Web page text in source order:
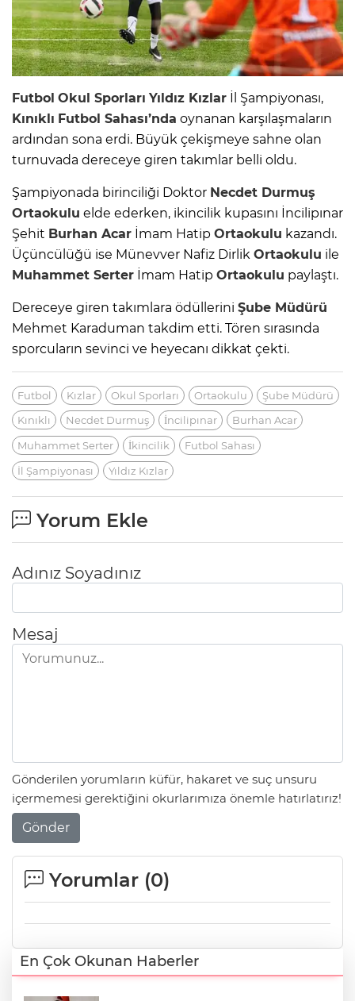
Futbol Okul Sporları Yıldız Kızlar İl Şampiyonası,
Kınıklı Futbol Sahası’nda oynanan karşılaşmaların
ardından sona erdi. Büyük çekişmeye sahne olan
turnuvada dereceye giren takımlar belli oldu.
Şampiyonada birinciliği Doktor Necdet Durmuş
Ortaokulu elde ederken, ikincilik kupasını İncilipınar
Şehit Burhan Acar İmam Hatip Ortaokulu kazandı.
Üçüncülüğü ise Münevver Nafiz Dirlik Ortaokulu ile
Muhammet Serter İmam Hatip Ortaokulu paylaştı.
Dereceye giren takımlara ödüllerini Şube Müdürü
Mehmet Karaduman takdim etti. Tören sırasında
sporcuların sevinci ve heyecanı dikkat çekti.
Futbol Kızlar Okul Sporları Ortaokulu
Şube Müdürü
Kınıklı
Necdet Durmuş İncilipınar
Burhan Acar
Muhammet Serter
İkincilik
Futbol Sahası
İl Şampiyonası
Yıldız Kızlar
Yorum Ekle
Adınız Soyadınız
Mesaj
Gönderilen yorumların küfür, hakaret ve suç unsuru
içermemesi gerektiğini okurlarımıza önemle hatırlatırız!
Gönder
Yorumlar (0)
En Çok Okunan Haberler